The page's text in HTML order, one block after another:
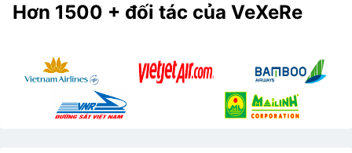
Hơn 1500 + đối tác của VeXeRe